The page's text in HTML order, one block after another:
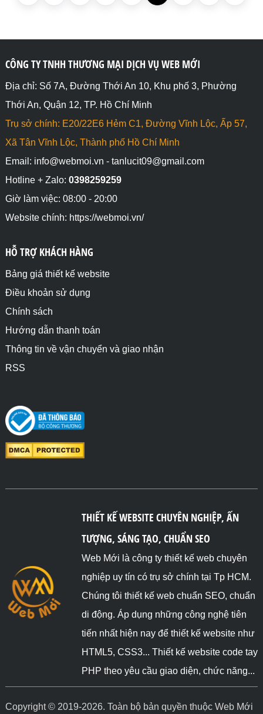
CÔNG TY TNHH THƯƠNG MẠI DỊCH VỤ WEB MỚI
Địa chỉ: Số 7A, Đường Thới An 10, Khu phố 3, Phường
Thới An, Quận 12, TP. Hồ Chí Minh
Trụ sở chính: E20/22E6 Hẻm C1, Đường Vĩnh Lộc, Ấp 57,
Xã Tân Vĩnh Lộc, Thành phố Hồ Chí Minh
Email: info@webmoi.vn - tanlucit09@gmail.com
Hotline + Zalo: 0398259259
Giờ làm việc: 08:00 - 20:00
Website chính: https://webmoi.vn/
HỖ TRỢ KHÁCH HÀNG
Bảng giá thiết kế website
Điều khoản sử dụng
Chính sách
Hướng dẫn thanh toán
Thông tin về vận chuyển và giao nhận
RSS
THIẾT KẾ WEBSITE CHUYÊN NGHIỆP, ẤN
TƯỢNG, SÁNG TẠO, CHUẨN SEO
Web Mới là công ty thiết kế web chuyên
nghiệp uy tín có trụ sở chính tại Tp HCM.
Chúng tôi thiết kế web chuẩn SEO, chuẩn
di động. Áp dụng những công nghệ tiên
tiến nhất hiện nay để thiết kế website như
HTML5, CSS3... Thiết kế website code tay
PHP theo yêu cầu giao diện, chức năng...
Copyright © 2019-2026. Toàn bộ bản quyền thuộc Web Mới